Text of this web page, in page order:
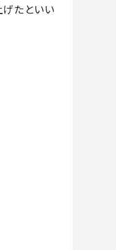
たといい